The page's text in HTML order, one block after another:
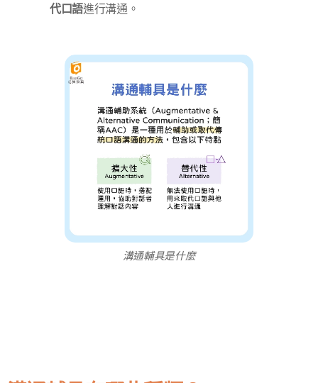
代口語進行溝通。
溝通輔具是什麼